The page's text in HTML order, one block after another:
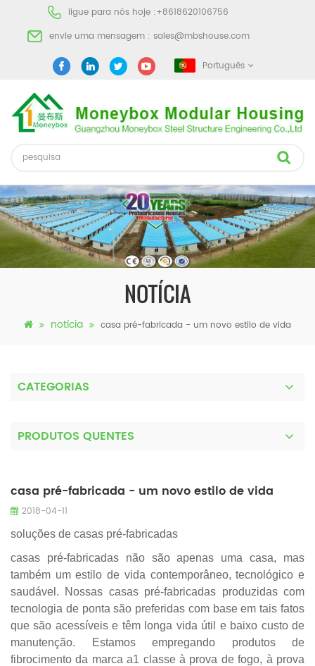
ligue para nós hoje :+8618620106756
envie uma mensagem : sales@mbshouse.com
Português
NOTÍCIA
notícia casa pré-fabricada - um novo estilo de vida
CATEGORIAS
PRODUTOS QUENTES
casa pré-fabricada - um novo estilo de vida
2018-04-11
soluções de casas pré-fabricadas
casas pré-fabricadas não são apenas uma casa, mas
também um estilo de vida contemporâneo, tecnológico e
saudável. Nossas casas pré-fabricadas produzidas com
tecnologia de ponta são preferidas com base em tais fatos
que são acessíveis e têm longa vida útil e baixo custo de
manutenção. Estamos empregando produtos de
fibrocimento da marca a1 classe à prova de fogo, à prova